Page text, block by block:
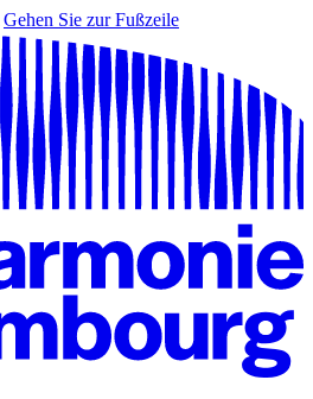
Gehen Sie zur Fußzeile